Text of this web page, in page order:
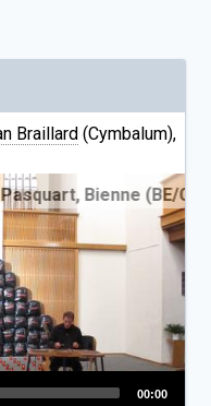
Braillard (Cymbalum),
00:00
Bienne (BE/CH)